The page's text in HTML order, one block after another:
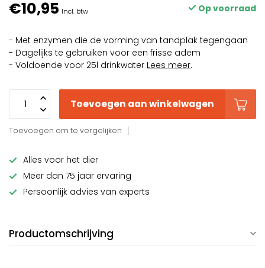
€10,95 Incl. btw Op voorraad
- Met enzymen die de vorming van tandplak tegengaan
- Dagelijks te gebruiken voor een frisse adem
- Voldoende voor 25l drinkwater Lees meer.
Toevoegen aan winkelwagen
Toevoegen om te vergelijken
Alles voor het dier
Meer dan 75 jaar ervaring
Persoonlijk advies van experts
Productomschrijving